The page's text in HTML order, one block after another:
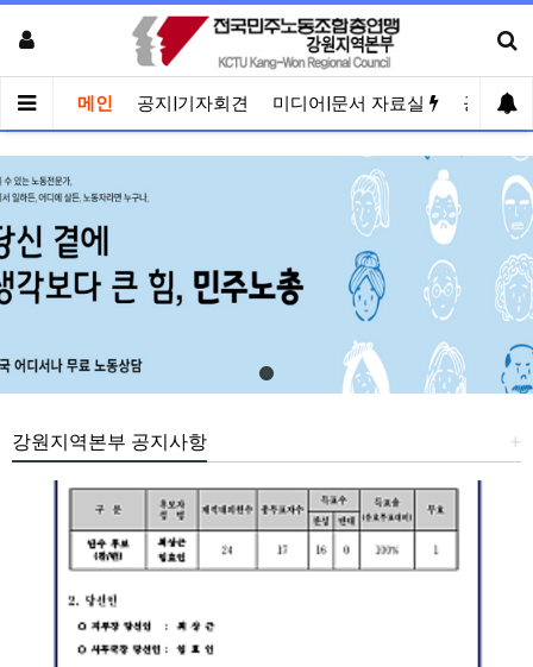
메인 공지|기자회견 미디어|문서 자료실 공유게
+
강원지역본부 공지사항